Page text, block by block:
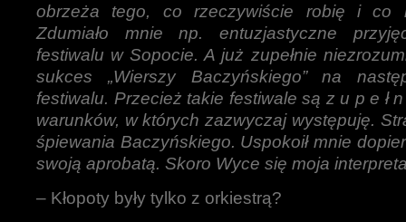
obrzeża tego, co rzeczywiście robię i co
Zdumiało mnie np. entuzjastyczne
festiwalu w Sopocie. A już zupełnie
sukces „Wierszy Baczyńskiego” na
festiwalu. Przecież takie festiwale są z u p e ł
warunków, w których zazwyczaj występuję.
śpiewania Baczyńskiego. Uspokoił mnie
swoją aprobatą. Skoro Wyce się moja
– Kłopoty były tylko z orkiestrą?